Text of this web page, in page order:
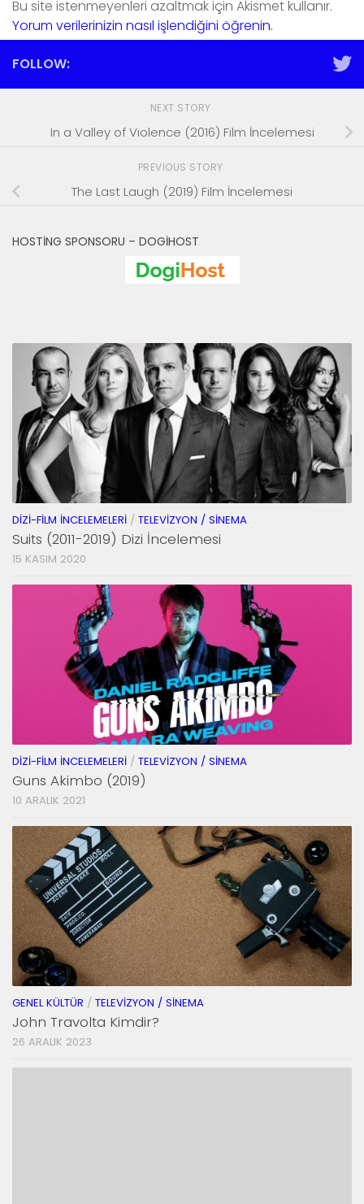
Bu site istenmeyenleri azaltmak için Akismet kullanır.
Yorum verilerinizin nasıl işlendiğini öğrenin.
FOLLOW:
NEXT STORY
In a Valley of Violence (2016) Film İncelemesi
PREVIOUS STORY
The Last Laugh (2019) Film İncelemesi
HOSTING SPONSORU – DOGIHOST
DIZI-FILM İNCELEMELERI / TELEVIZYON / SINEMA
Suits (2011-2019) Dizi İncelemesi
15 KASIM 2020
DIZI-FILM İNCELEMELERI / TELEVIZYON / SINEMA
Guns Akimbo (2019)
10 ARALIK 2021
GENEL KÜLTÜR / TELEVIZYON / SINEMA
John Travolta Kimdir?
26 ARALIK 2023